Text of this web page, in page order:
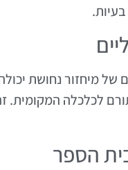
מיחזור נחושת
לכלכלה המקומית.
הספר